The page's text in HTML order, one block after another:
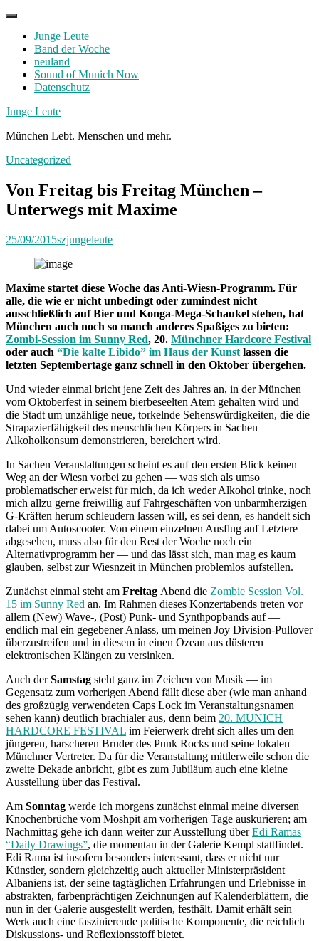
Skip
contentJunge Leute
Band der Woche
neuland
Sound of Munich Now
Datenschutz
Facebook
Twitter
Instagram
Junge Leute
München Lebt. Menschen und mehr.
Uncategorized
Von Freitag bis Freitag München –
Unterwegs mit Maxime
25/09/2015szjungeleute
Maxime startet diese Woche das Anti-Wiesn-Programm. Für
alle, die wie er nicht unbedingt oder zumindest nicht
ausschließlich auf Bier und Konga-Mega-Schaukel stehen, hat
München auch noch so manch anderes Spaßiges zu bieten:
Zombi-Session im Sunny Red, 20. Münchner Hardcore Festival
oder auch “Die kalte Libido” im Haus der Kunst lassen die
letzten Septembertage ganz schnell in den Oktober übergehen.
Und wieder einmal bricht jene Zeit des Jahres an, in der München
vom Oktoberfest in seinem bierbeseelten Atem gehalten wird und
die Stadt um unzählige neue, torkelnde Sehenswürdigkeiten, die die
Strapazierfähigkeit des menschlichen Körpers in Sachen
Alkoholkonsum demonstrieren, bereichert wird.
In Sachen Veranstaltungen scheint es auf den ersten Blick keinen
Weg an der Wiesn vorbei zu gehen — was sich als umso
problematischer erweist für mich, da ich weder Alkohol trinke, noch
mich allzu gerne freiwillig auf Fahrgeschäften von unbarmherzigen
G-Kräften herum schleudern lassen will, es sei denn, es handelt sich
dabei um Autoscooter. Von einem einzelnen Ausflug auf Letztere
abgesehen, muss also für den Rest der Woche noch ein
Alternativprogramm her — und das lässt sich, man mag es kaum
glauben, selbst zur Wiesnzeit in München problemlos aufstellen.
Zunächst einmal steht am Freitag Abend die Zombie Session Vol.
15 im Sunny Red an. Im Rahmen dieses Konzertabends treten vor
allem (New) Wave-, (Post) Punk- und Synthpopbands auf —
endlich mal ein gegebener Anlass, um meinen Joy Division-Pullover
überzustreifen und in diesem in einen Ozean aus düsteren
elektronischen Klängen zu versinken.
Auch derSamstag steht ganz im Zeichen von Musik — im
Gegensatz zum vorherigen Abend fällt diese aber (wie man anhand
des großzügig verwendeten Caps Lock im Veranstaltungsnamen
sehen kann) deutlich brachialer aus, denn beim 20. MUNICH
HARDCORE FESTIVAL im Feierwerk dreht sich alles um den
jüngeren, harscheren Bruder des Punk Rocks und seine lokalen
Münchner Vertreter. Da für die Veranstaltung mittlerweile schon die
zweite Dekade anbricht, gibt es zum Jubiläum auch eine kleine
Ausstellung über das Festival.
Am Sonntag werde ich morgens zunächst einmal meine diversen
Knochenbrüche vom Moshpit am vorherigen Tage auskurieren; am
Nachmittag gehe ich dann weiter zur Ausstellung überEdi Ramas
“Daily Drawings”, die momentan in der Galerie Kempl stattfindet.
Edi Rama ist insofern besonders interessant, dass er nicht nur
Künstler, sondern gleichzeitig auch aktueller Ministerpräsident
Albaniens ist, der seine tagtäglichen Erfahrungen und Erlebnisse in
abstrakten, farbenprächtigen Zeichnungen auf Kalenderblättern, die
nun in der Galerie ausgestellt werden, festhält. Damit erhält sein
Werk auch eine faszinierende politische Komponente, die reichlich
Diskussions- und Reflexionsstoff bietet.